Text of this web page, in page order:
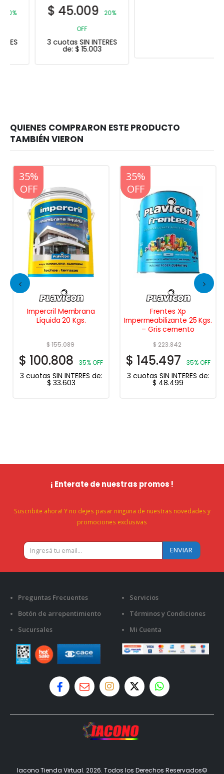
45.009
20%
3 cuotas SIN INTERES
15.003
20%
OFF
35%
OFF
Impercril Membrana
Líquida 20 Kgs.
$155.089
$ 100.808 35% OFF
3 cuotas SIN INTERES de:
$ 33.603
20%
OFF
35%
OFF
Frentes Xp
Impermeabilizante 25 Kgs.
– Gris cemento
$223.842
$ 145.497 35% OFF
3 cuotas SIN INTERES de:
$ 48.499
¡ Enterate de nuestras promos !
Suscribite ahora! Y no dejes pasar ninguna de nuestras novedades y
promociones exclusivas
Preguntas Frecuentes
Botón de arrepentimiento
Sucursales
Servicios
Términos y Condiciones
Mi Cuenta
Iacono Tienda Virtual. 2026. Todos los Derechos Reservados©